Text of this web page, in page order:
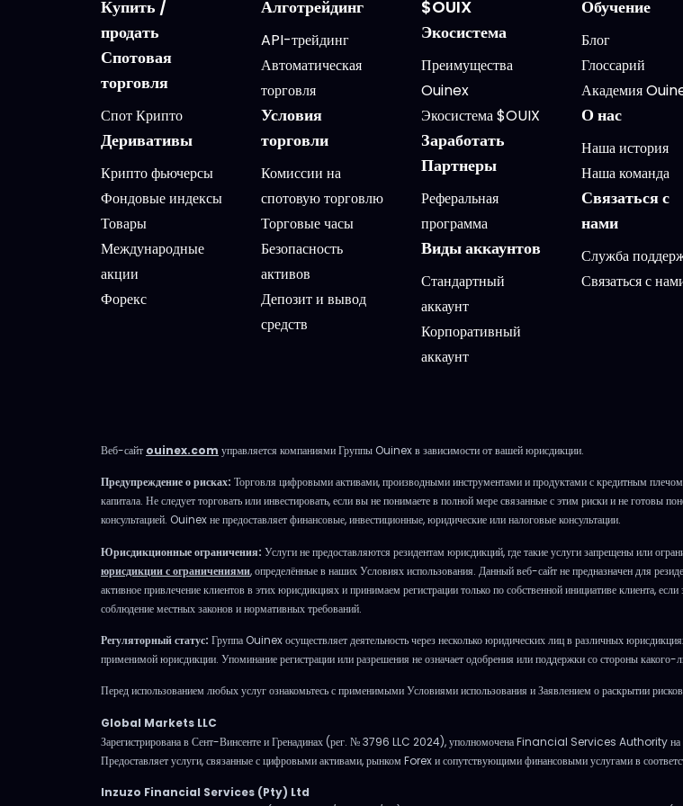
Купить /
продать
Спотовая
торговля
Спот Крипто
Деривативы
Крипто фьючерсы
Фондовые индексы
Товары
Международные
акции
Форекс
Алготрейдинг
API-трейдинг
Автоматическая
торговля
Условия
торговли
Комиссии на
спотовую торговлю
Торговые часы
Безопасность
активов
Депозит и вывод
средств
$OUIX
Экосистема
Преимущества
Ouinex
Экосистема $OUIX
Заработать
Партнеры
Реферальная
программа
Виды аккаунтов
Стандартный
аккаунт
Корпоративный
аккаунт
Обучение
Блог
Глоссарий
Академия
О нас
Наша история
Наша команда
Связаться с
нами
Служба
Связаться с
Веб-сайт ouinex.com управляется компаниями Группы Ouinex в зависимости от вашей юрисдикции.
Предупреждение о рисках: Торговля цифровыми активами, производными инструментами и продуктами с кредитным
капитала. Не следует торговать или инвестировать, если вы не понимаете в полной мере связанные с этим риски и не готовы
консультацией. Ouinex не предоставляет финансовые, инвестиционные, юридические или налоговые консультации.
Юрисдикционные ограничения: Услуги не предоставляются резидентам юрисдикций, где такие услуги запрещены или
юрисдикции с ограничениями, определённые в наших Условиях использования. Данный веб-сайт не предназначен для
активное привлечение клиентов в этих юрисдикциях и принимаем регистрации только по собственной инициативе клиента,
соблюдение местных законов и нормативных требований.
Регуляторный статус: Группа Ouinex осуществляет деятельность через несколько юридических лиц в различных
применимой юрисдикции. Упоминание регистрации или разрешения не означает одобрения или поддержки со стороны какого-
Перед использованием любых услуг ознакомьтесь с применимыми Условиями использования и Заявлением о раскрытии
Global Markets LLC
Зарегистрирована в Сент-Винсенте и Гренадинах (рег. № 3796 LLC 2024), уполномочена Financial Services Authority на
Предоставляет услуги, связанные с цифровыми активами, рынком Forex и сопутствующими финансовыми услугами в
Inzuzo Financial Services (Pty) Ltd